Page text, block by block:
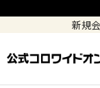
新規